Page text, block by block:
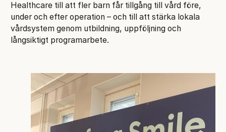
Healthcare till att fler barn får tillgång till vård före,
under och efter operation – och till att stärka lokala
vårdsystem genom utbildning, uppföljning och
långsiktigt programarbete.